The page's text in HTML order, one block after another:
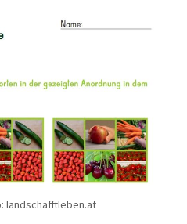
landschafftleben.at